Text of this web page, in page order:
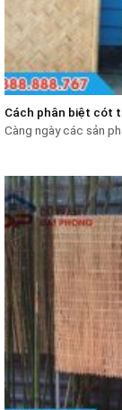
Cách phân biệt cót
Càng ngày các sản